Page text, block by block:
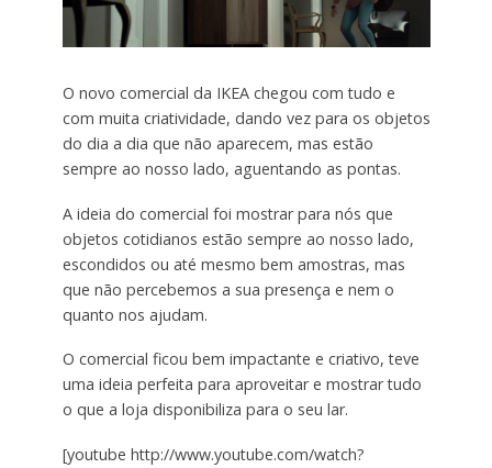
O novo comercial da IKEA chegou com tudo e
com muita criatividade, dando vez para os objetos
do dia a dia que não aparecem, mas estão
sempre ao nosso lado, aguentando as pontas.
A ideia do comercial foi mostrar para nós que
objetos cotidianos estão sempre ao nosso lado,
escondidos ou até mesmo bem amostras, mas
que não percebemos a sua presença e nem o
quanto nos ajudam.
O comercial ficou bem impactante e criativo, teve
uma ideia perfeita para aproveitar e mostrar tudo
o que a loja disponibiliza para o seu lar.
[youtube http://www.youtube.com/watch?